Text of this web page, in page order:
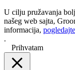
U cilju pružavanja
našeg web sajta,
informacija,
.
Prihvatam